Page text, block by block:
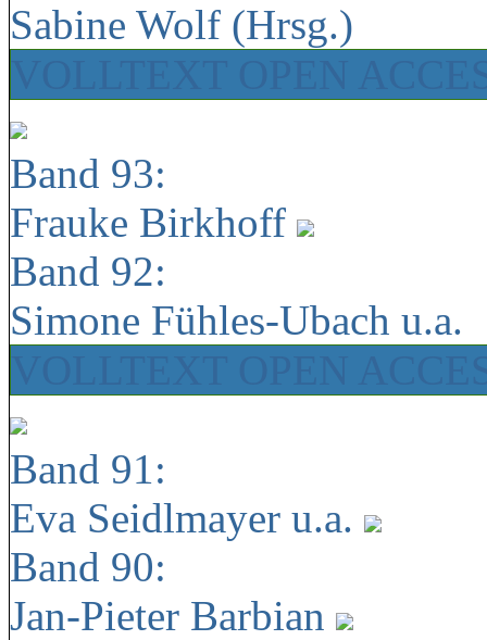
Sabine Wolf (Hrsg.)
Band 93:
Frauke Birkhoff
Band 92:
Simone Fühles-Ubach u.a.
Band 91:
Eva Seidlmayer u.a.
Band 90:
Jan-Pieter Barbian